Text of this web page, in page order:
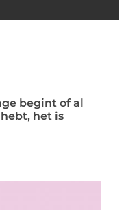
begint of al
het is